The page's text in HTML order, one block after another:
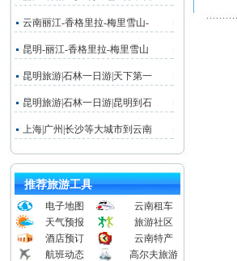
云南丽江-香格里拉-梅里雪山-
昆明-丽江-香格里拉-梅里雪山
昆明旅游|石林一日游|天下第一
昆明旅游|石林一日游|昆明到石
上海|广州|长沙等大城市到云南
推荐旅游工具
电子地图
云南租车
天气预报
旅游社区
酒店预订
云南特产
航班动态
高尔夫旅游